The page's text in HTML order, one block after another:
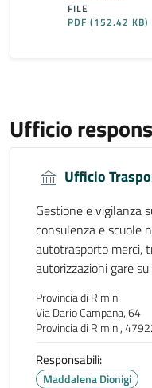
FILE
PDF(152.42 KB)
Ufficio
Ufficio
Gestione e vigilanza
consulenza e scuole
autotrasporto merci,
autorizzazioni gare
Provincia di Rimini
Via Dario Campana, 64
Provincia di Rimini,
Responsabili:
Maddalena Dionigi